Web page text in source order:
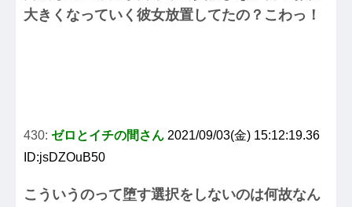
大きくなっていく彼女放置してたの？こわっ！
430: ゼロとイチの間さん 2021/09/03(金) 15:12:19.36
ID:jsDZOuB50
こういうのって堕す選択をしないのは何故なん